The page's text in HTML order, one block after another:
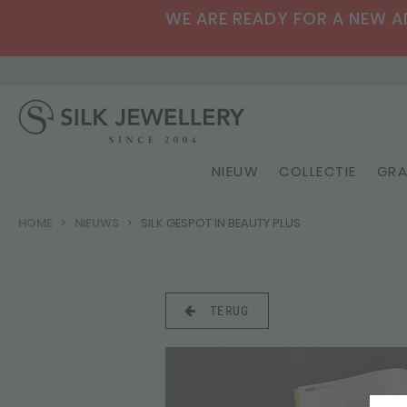
WE ARE READY FOR A NEW
NIEUW COLLECTIE
HOME NIEUWS SILK GESPOT IN BEAUTY PLUS
TERUG